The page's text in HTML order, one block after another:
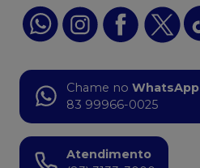
Chame no WhatsApp
83 99966-0025
Atendimento